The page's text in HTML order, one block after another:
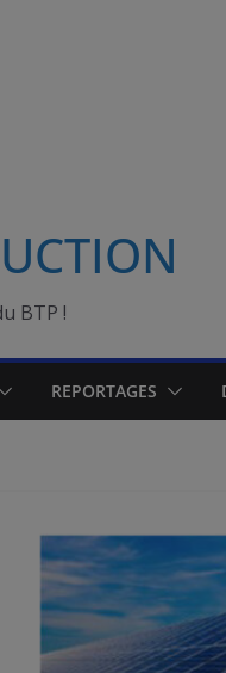
BTP !
REPORTAGES